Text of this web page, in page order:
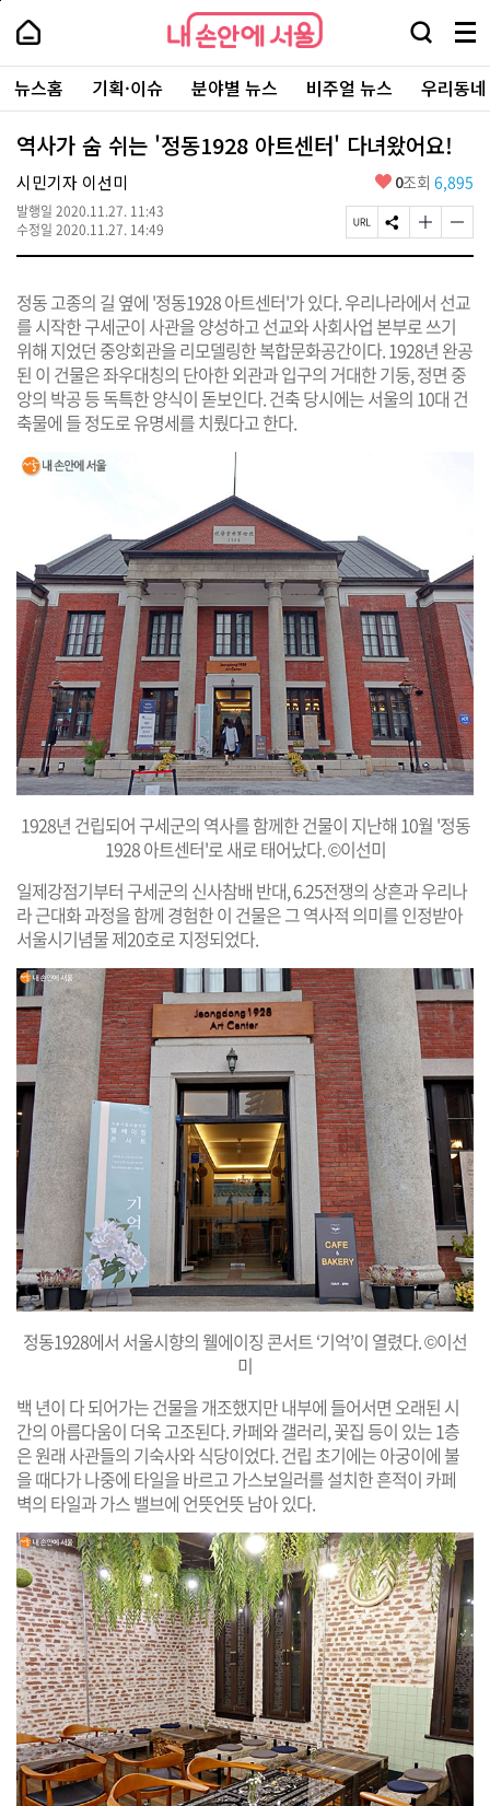
본
로
가
내
손
안
에
서
울
-
서
울
시
대
표
소
포
털
내
손
에
울
검
창
열
기
메
뉴
전
체
보
주
요
서
뉴스홈 기획·이슈 분야별 뉴스 비주얼 뉴스 우리동
역사가 숨 쉬는 '정동1928 아트센터' 다녀왔어요!
시민기자 이선미
발행일 2020.11.27. 11:43
수정일 2020.11.27. 14:49
좋
요
0조회 6,895
페
이
R
L
복
사
S
N
유
하
기
글
자
크
게
변
경
하
기
글
자
작
변
경
하
기
정동 고종의 길 옆에 '정동1928 아트센터'가 있다. 우리나라에서 선교
를 시작한 구세군이 사관을 양성하고 선교와 사회사업 본부로 쓰기
위해 지었던 중앙회관을 리모델링한 복합문화공간이다. 1928년 완공
된 이 건물은 좌우대칭의 단아한 외관과 입구의 거대한 기둥, 정면 중
앙의 박공 등 독특한 양식이 돋보인다. 건축 당시에는 서울의 10대 건
축물에 들 정도로 유명세를 치뤘다고 한다.
1928년 건립되어 구세군의 역사를 함께한 건물이 지난해 10월 '정동
1928 아트센터'로 새로 태어났다. ©이선미
일제강점기부터 구세군의 신사참배 반대, 6.25전쟁의 상흔과 우리나
라 근대화 과정을 함께 경험한 이 건물은 그 역사적 의미를 인정받아
서울시기념물 제20호로 지정되었다.
정동1928에서 서울시향의 웰에이징 콘서트 ‘기억’이 열렸다. ©이선
미
백 년이 다 되어가는 건물을 개조했지만 내부에 들어서면 오래된 시
간의 아름다움이 더욱 고조된다. 카페와 갤러리, 꽃집 등이 있는 1층
은 원래 사관들의 기숙사와 식당이었다. 건립 초기에는 아궁이에 불
을 때다가 나중에 타일을 바르고 가스보일러를 설치한 흔적이 카페
벽의 타일과 가스 밸브에 언뜻언뜻 남아 있다.
페
상
단
로